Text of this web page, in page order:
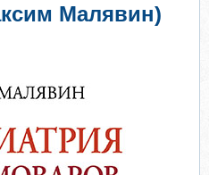
Малявин)